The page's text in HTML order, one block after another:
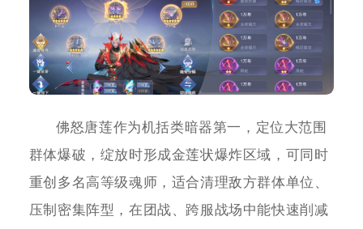
佛怒唐莲作为机括类暗器第一，定位大范围
群体爆破，绽放时形成金莲状爆炸区域，可同时
重创多名高等级魂师，适合清理敌方群体单位、
压制密集阵型，在团战、跨服战场中能快速削减